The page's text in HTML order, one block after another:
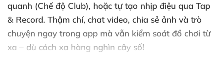
quanh (Chế độ Club), hoặc tự tạo nhịp điệu qua Tap
& Record. Thậm chí, chat video, chia sẻ ảnh và trò
chuyện ngay trong app mà vẫn kiểm soát đồ chơi từ
xa – dù cách xa hàng nghìn cây số!